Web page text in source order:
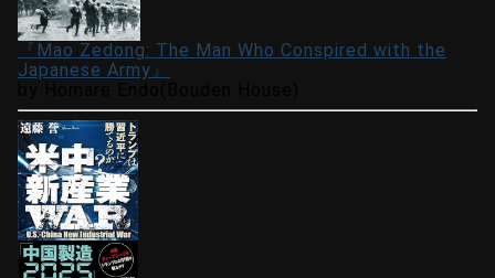
『Mao Zedong: The Man Who Conspired with the
Japanese Army』